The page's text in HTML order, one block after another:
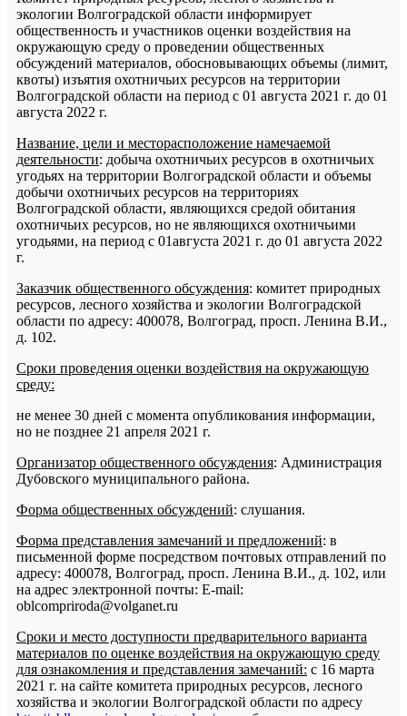
экологии Волгоградской области информирует
общественность и участников оценки воздействия на
окружающую среду о проведении общественных
обсуждений материалов, обосновывающих объемы (лимит,
квоты) изъятия охотничьих ресурсов на территории
Волгоградской области на период с 01 августа 2021 г. до 01
августа 2022 г.
Название, цели и месторасположение намечаемой
деятельности: добыча охотничьих ресурсов в охотничьих
угодьях на территории Волгоградской области и объемы
добычи охотничьих ресурсов на территориях
Волгоградской области, являющихся средой обитания
охотничьих ресурсов, но не являющихся охотничьими
угодьями, на период с 01августа 2021 г. до 01 августа 2022
г.
Заказчик общественного обсуждения: комитет природных
ресурсов, лесного хозяйства и экологии Волгоградской
области по адресу: 400078, Волгоград, просп. Ленина В.И.,
д. 102.
Сроки проведения оценки воздействия на окружающую
среду:
не менее 30 дней с момента опубликования информации,
но не позднее 21 апреля 2021 г.
Организатор общественного обсуждения: Администрация
Дубовского муниципального района.
Форма общественных обсуждений: слушания.
Форма представления замечаний и предложений: в
письменной форме посредством почтовых отправлений по
адресу: 400078, Волгоград, просп. Ленина В.И., д. 102, или
на адрес электронной почты: Е-mail:
oblcompriroda@volganet.ru
Сроки и место доступности предварительного варианта
материалов по оценке воздействия на окружающую среду
для ознакомления и представления замечаний: c 16 марта
2021 г. на сайте комитета природных ресурсов, лесного
хозяйства и экологии Волгоградской области по адресу